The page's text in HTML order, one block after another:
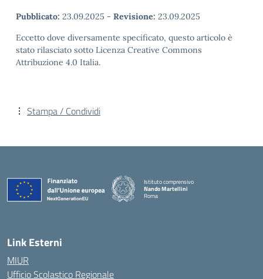
Pubblicato: 23.09.2025 - Revisione: 23.09.2025
Eccetto dove diversamente specificato, questo articolo è
stato rilasciato sotto Licenza Creative Commons
Attribuzione 4.0 Italia.
Stampa / Condividi
Istituto comprensivo
Nando Martellini
Roma
Link Esterni
MIUR
Ufficio Scolastico Regionale